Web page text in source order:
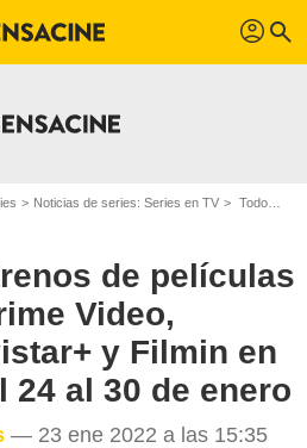
profil search
Noticias de series: Series en TV Todos los estrenos de películas y series en Prime Video, Disney+, Movistar+ y Filmin en la semana del 24 al 30 de enero
de películas
Video,
y Filmin en
24 al 30 de enero
— 23 ene 2022 a las 15:35